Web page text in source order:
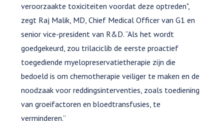
veroorzaakte toxiciteiten voordat deze optreden",
zegt Raj Malik, MD, Chief Medical Officer van G1 en
senior vice-president van R&D. “Als het wordt
goedgekeurd, zou trilaciclib de eerste proactief
toegediende myelopreservatietherapie zijn die
bedoeld is om chemotherapie veiliger te maken en de
noodzaak voor reddingsinterventies, zoals toediening
van groeifactoren en bloedtransfusies, te
verminderen.”